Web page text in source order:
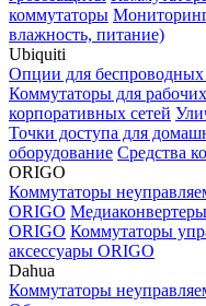
коммутаторы
влажность, питание)
Ubiquiti
Опции для беспроводных
Коммутаторы для
корпоративных сетей
Точки доступа для
оборудование Средства
ORIGO
Коммутаторы
ORIGO
ORIGO Коммутаторы
аксессуары ORIGO
Dahua
Коммутаторы